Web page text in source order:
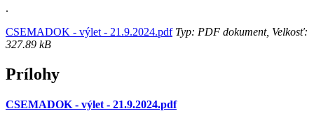
.
CSEMADOK - výlet - 21.9.2024.pdfTyp: PDF dokument, Velkosť:
327.89 kB
Prílohy
CSEMADOK - výlet - 21.9.2024.pdf